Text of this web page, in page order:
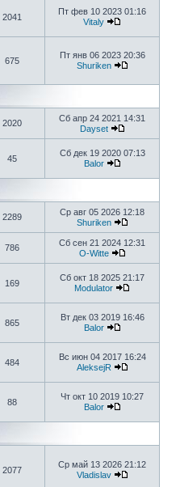
2041
Пт фев 10 2023 01:16
Vitaly
675
Пт янв 06 2023 20:36
Shuriken
2020
Сб апр 24 2021 14:31
Dayset
45
Сб дек 19 2020 07:13
Balor
2289
Ср авг 05 2026 12:18
Shuriken
786
Сб сен 21 2024 12:31
O-Witte
169
Сб окт 18 2025 21:17
Modulator
865
Вт дек 03 2019 16:46
Balor
484
Вс июн 04 2017 16:24
AleksejR
88
Чт окт 10 2019 10:27
Balor
2077
Ср май 13 2026 21:12
Vladislav